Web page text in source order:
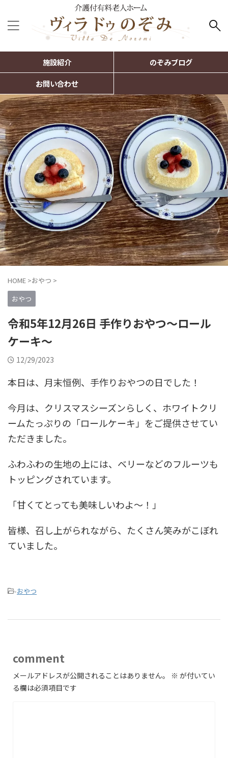
施設紹介
のぞみブログ
お問い合わせ
HOME >おやつ >
おやつ
令和5年12月26日 手作りおやつ～ロール
ケーキ～
12/29/2023
本日は、月末恒例、手作りおやつの日でした！
今月は、クリスマスシーズンらしく、ホワイトクリ
ームたっぷりの「ロールケーキ」をご提供させてい
ただきました。
ふわふわの生地の上には、ベリーなどのフルーツも
トッピングされています。
「甘くてとっても美味しいわよ～！」
皆様、召し上がられながら、たくさん笑みがこぼれ
ていました。
-おやつ
comment
メールアドレスが公開されることはありません。 ※ が付いてい
る欄は必須項目です